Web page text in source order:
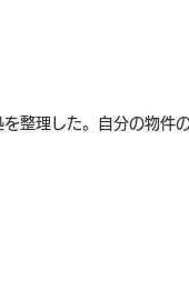
整理した。自分の物件